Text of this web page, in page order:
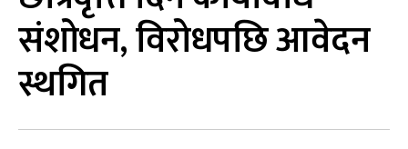
संशोधन, विरोधपछि आवेदन
स्थगित